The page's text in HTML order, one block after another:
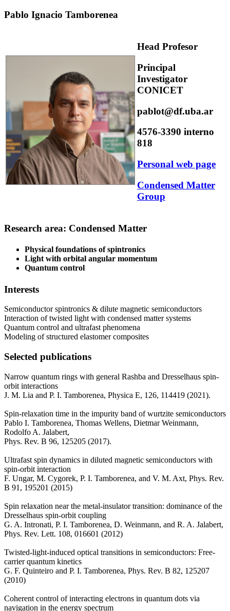
Pablo Ignacio Tamborenea
Head Profesor
Principal
Investigator
CONICET
pablot@df.uba.ar
4576-3390 interno
818
Personal web page
Condensed Matter
Group
Research area: Condensed Matter
Physical foundations of spintronics
Light with orbital angular momentum
Quantum control
Interests
Semiconductor spintronics & dilute magnetic semiconductors
Interaction of twisted light with condensed matter systems
Quantum control and ultrafast phenomena
Modeling of structured elastomer composites
Selected publications
Narrow quantum rings with general Rashba and Dresselhaus spin-
orbit interactions
J. M. Lia and P. I. Tamborenea, Physica E, 126, 114419 (2021).
Spin-relaxation time in the impurity band of wurtzite semiconductors
Pablo I. Tamborenea, Thomas Wellens, Dietmar Weinmann,
Rodolfo A. Jalabert,
Phys. Rev. B 96, 125205 (2017).
Ultrafast spin dynamics in diluted magnetic semiconductors with
spin-orbit interaction
F. Ungar, M. Cygorek, P. I. Tamborenea, and V. M. Axt, Phys. Rev.
B 91, 195201 (2015)
Spin relaxation near the metal-insulator transition: dominance of the
Dresselhaus spin-orbit coupling
G. A. Intronati, P. I. Tamborenea, D. Weinmann, and R. A. Jalabert,
Phys. Rev. Lett. 108, 016601 (2012)
Twisted-light-induced optical transitions in semiconductors: Free-
carrier quantum kinetics
G. F. Quinteiro and P. I. Tamborenea, Phys. Rev. B 82, 125207
(2010)
Coherent control of interacting electrons in quantum dots via
navigation in the energy spectrum